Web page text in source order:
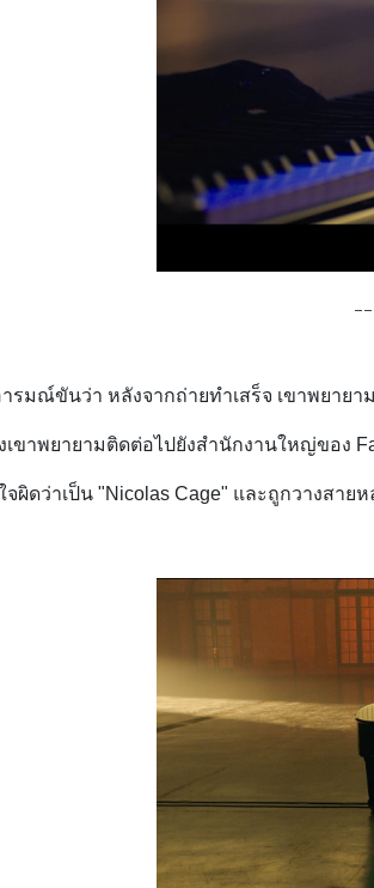
รมณ์ขันว่า หลังจากถ่ายทำเสร็จ เขาพยายา
เขาพยายามติดต่อไปยังสำนักงานใหญ่ของ
ผิดว่าเป็น "Nicolas Cage" และถูกวางสายห